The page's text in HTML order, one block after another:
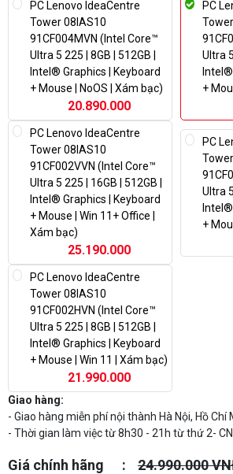
PC Lenovo IdeaCentre
Tower 08IAS10
91CF004MVN (Intel Core™
Ultra 5 225 | 8GB | 512GB |
Intel® Graphics | Keyboard
+ Mouse | NoOS | Xám bạc)
20.890.000
PC
Ultra
+
PC Lenovo IdeaCentre
Tower 08IAS10
91CF002VVN (Intel Core™
Ultra 5 225 | 16GB | 512GB |
Intel® Graphics | Keyboard
+ Mouse | Win 11+ Office |
Xám bạc)
25.190.000
PC
Ultra
Intel®
+
PC Lenovo IdeaCentre
Tower 08IAS10
91CF002HVN (Intel Core™
Ultra 5 225 | 8GB | 512GB |
Intel® Graphics | Keyboard
+ Mouse | Win 11 | Xám bạc)
21.990.000
Giao hàng:
- Giao hàng miễn phí nội thành Hà Nội, Hồ Chí
- Thời gian làm việc từ 8h30 - 21h từ thứ 2- CN
Giá chính hãng 24.990.000